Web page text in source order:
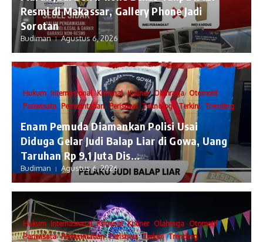
Resmi di Makassar, Gallery Phone Jadi
Sorotan
Budiman Agustus 6, 2026
Hukum Internasional Kriminal Kuliner Olahraga Otomotif
Pariwisata Pemerintahan Peristiwa Teknologi Terkini Trending
Enam Pemuda Diamankan Polisi Usai
Diduga Gelar Judi Balap Liar di Gowa, Uang
Taruhan Rp 9,1 Juta Dis...
Budiman Agustus 6, 2026
Hukum Internasional Kriminal Kuliner Olahraga Otomotif
Pariwisata Pemerintahan Peristiwa Terkini Trending